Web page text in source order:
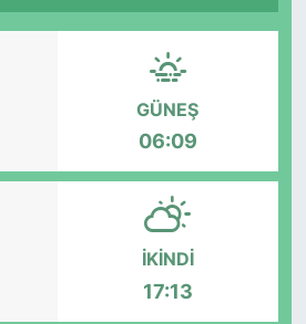
GÜNEŞ
06:09
İKINDI
17:13